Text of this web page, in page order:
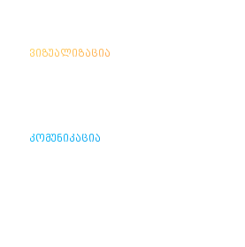
ვიზუალიზაცია
კომუნიკაცია